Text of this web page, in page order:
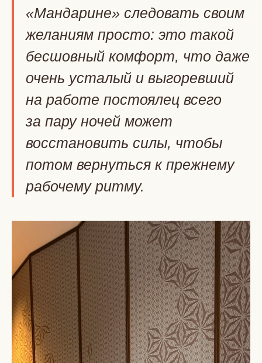
«Мандарине» следовать своим
желаниям просто: это такой
бесшовный комфорт, что даже
очень усталый и выгоревший
на работе постоялец всего
за пару ночей может
восстановить силы, чтобы
потом вернуться к прежнему
рабочему ритму.